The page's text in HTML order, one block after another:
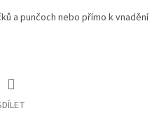
a punčoch nebo přímo k vnadění